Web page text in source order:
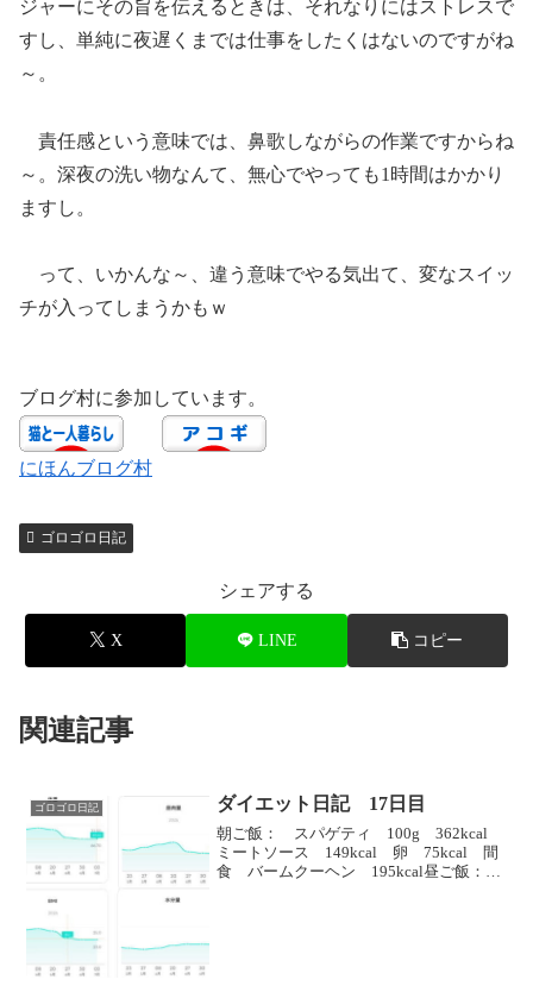
ジャーにその旨を伝えるときは、それなりにはストレスで
すし、単純に夜遅くまでは仕事をしたくはないのですがね
～。
責任感という意味では、鼻歌しながらの作業ですからね
～。深夜の洗い物なんて、無心でやっても1時間はかかり
ますし。
って、いかんな～、違う意味でやる気出て、変なスイッ
チが入ってしまうかもｗ
ブログ村に参加しています。
にほんブログ村
ゴロゴロ日記
シェアする
X LINE コピー
関連記事
ゴロゴロ日記 ダイエット日記 17日目
朝ご飯： スパゲティ 100g 362kcal
ミートソース 149kcal 卵 75kcal 間
食 バームクーヘン 195kcal昼ご飯：